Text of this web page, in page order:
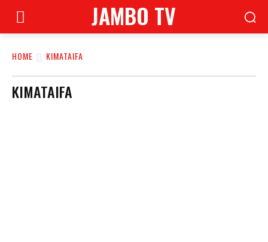
JAMBO TV
HOME KIMATAIFA
KIMATAIFA